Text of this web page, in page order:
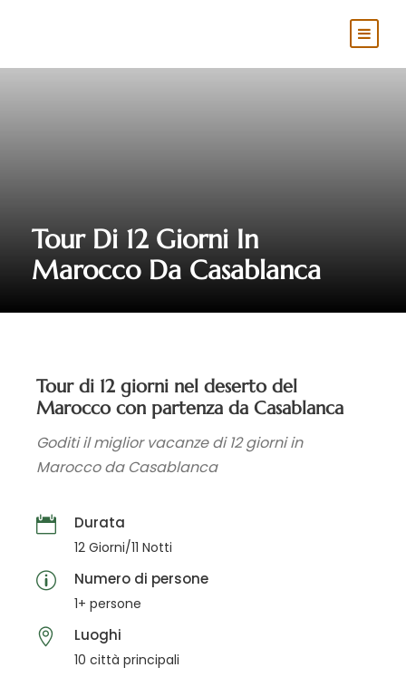
Tour Di 12 Giorni In
Marocco Da Casablanca
Tour di 12 giorni nel deserto del
Marocco con partenza da Casablanca
Goditi il miglior vacanze di 12 giorni in
Marocco da Casablanca
Durata
12 Giorni/11 Notti
Numero di persone
1+ persone
Luoghi
10 città principali